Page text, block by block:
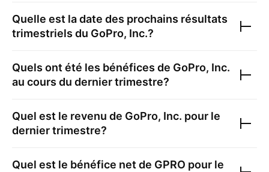
Quelle est la date des prochains résultats
trimestriels du GoPro, Inc.?
Quels ont été les bénéfices de GoPro, Inc.
au cours du dernier trimestre?
Quel est le revenu de GoPro, Inc. pour le
dernier trimestre?
Quel est le bénéfice net de GPRO pour le